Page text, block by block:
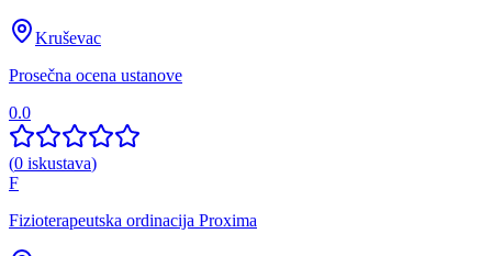
Kruševac
Prosečna ocena ustanove
0.0
(0 iskustava)
F
Fizioterapeutska ordinacija Proxima